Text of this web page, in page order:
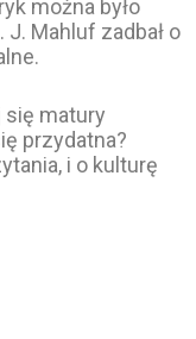
można było
Mahluf zadbał o
matury
przydatna?
i o kulturę